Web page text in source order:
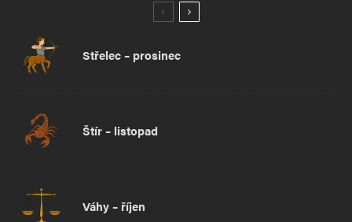
Střelec – prosinec
Štír – listopad
Váhy – říjen